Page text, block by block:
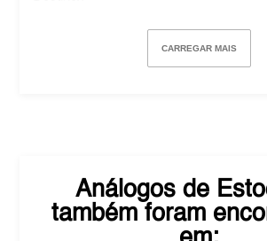
CARREGAR MAIS
Análogos de
também foram